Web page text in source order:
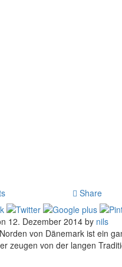
Share
12. Dezember 2014 by nils
von Dänemark ist ein
zeugen von der langen